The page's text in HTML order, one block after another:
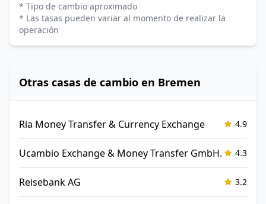
* Tipo de cambio aproximado
* Las tasas pueden variar al momento de realizar la
operación
Otras casas de cambio en Bremen
Ria Money Transfer & Currency Exchange 4.9
Ucambio Exchange & Money Transfer GmbH. 4.3
Reisebank AG 3.2